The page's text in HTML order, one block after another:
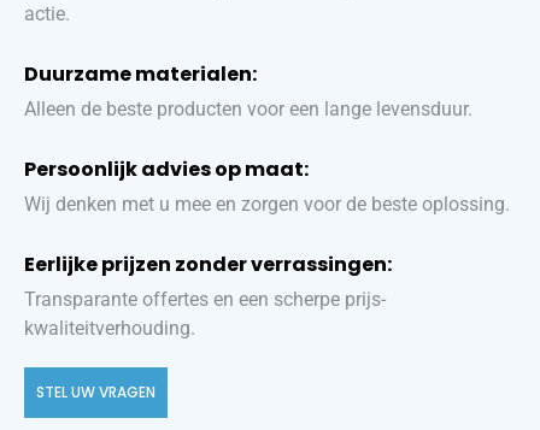
actie.
Duurzame materialen:
Alleen de beste producten voor een lange levensduur.
Persoonlijk advies op maat:
Wij denken met u mee en zorgen voor de beste oplossing.
Eerlijke prijzen zonder verrassingen:
Transparante offertes en een scherpe prijs-
kwaliteitverhouding.
STEL UW VRAGEN